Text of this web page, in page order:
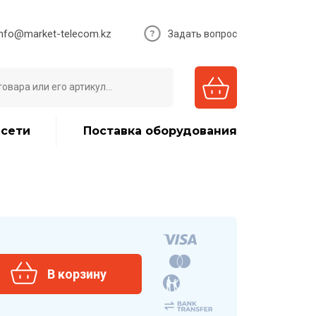
telecom.kz Задать вопрос
Поставка оборудования